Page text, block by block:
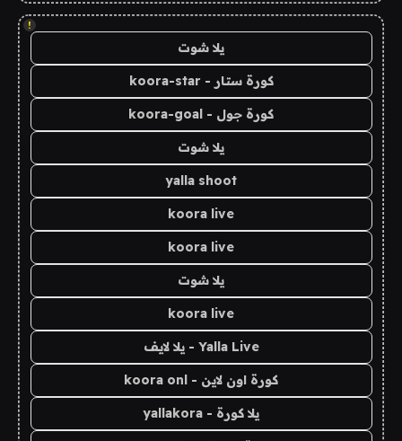
!
يلا شوت
كورة ستار - koora-star
كورة جول - koora-goal
يلا شوت
yalla shoot
koora live
koora live
يلا شوت
koora live
Yalla Live - يلا لايف
كورة اون لاين - koora onl
يلا كورة - yallakora